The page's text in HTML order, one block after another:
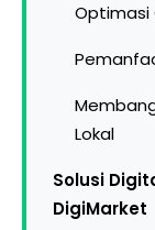
Optimasi
Lokal
Solusi
DigiMarket